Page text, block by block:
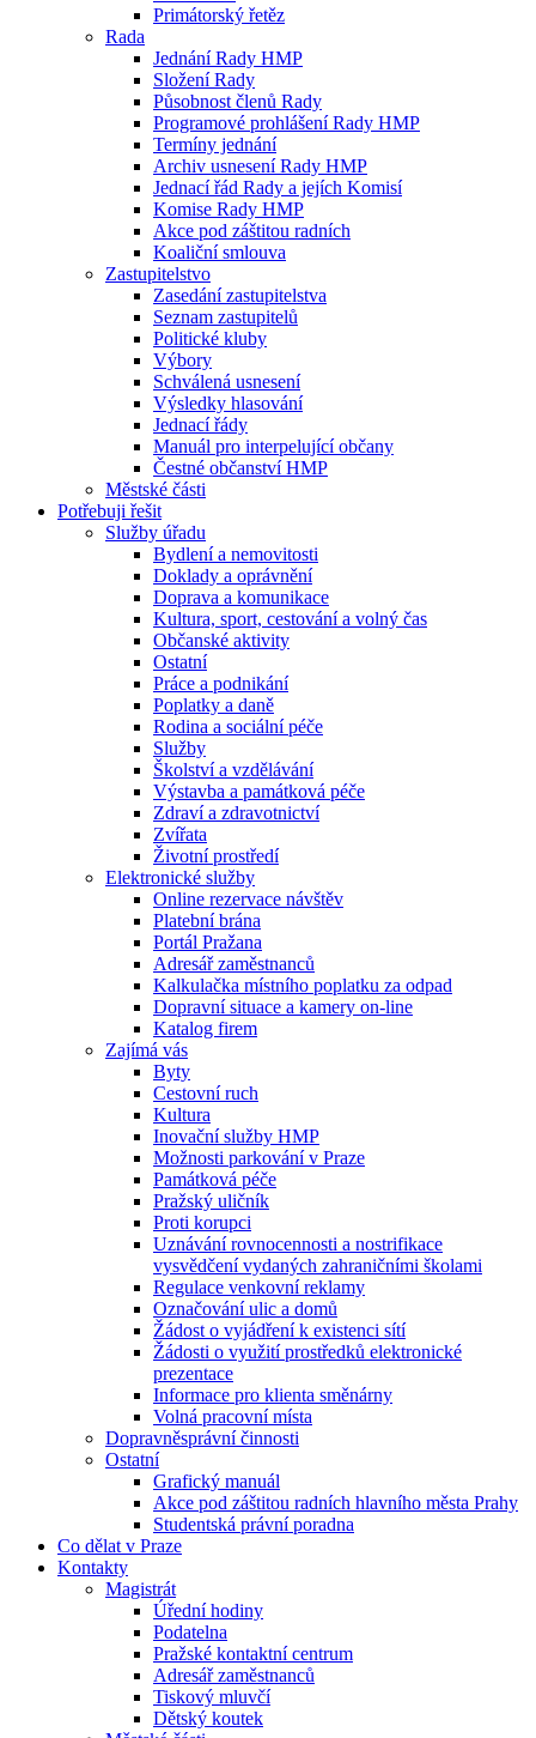
Primátorský řetěz
Rada
Jednání Rady HMP
Složení Rady
Působnost členů Rady
Programové prohlášení Rady HMP
Termíny jednání
Archiv usnesení Rady HMP
Jednací řád Rady a jejích Komisí
Komise Rady HMP
Akce pod záštitou radních
Koaliční smlouva
Zastupitelstvo
Zasedání zastupitelstva
Seznam zastupitelů
Politické kluby
Výbory
Schválená usnesení
Výsledky hlasování
Jednací řády
Manuál pro interpelující občany
Čestné občanství HMP
Městské části
Potřebuji řešit
Služby úřadu
Bydlení a nemovitosti
Doklady a oprávnění
Doprava a komunikace
Kultura, sport, cestování a volný čas
Občanské aktivity
Ostatní
Práce a podnikání
Poplatky a daně
Rodina a sociální péče
Služby
Školství a vzdělávání
Výstavba a památková péče
Zdraví a zdravotnictví
Zvířata
Životní prostředí
Elektronické služby
Online rezervace návštěv
Platební brána
Portál Pražana
Adresář zaměstnanců
Kalkulačka místního poplatku za odpad
Dopravní situace a kamery on-line
Katalog firem
Zajímá vás
Byty
Cestovní ruch
Kultura
Inovační služby HMP
Možnosti parkování v Praze
Památková péče
Pražský uličník
Proti korupci
Uznávání rovnocennosti a nostrifikace
vysvědčení vydaných zahraničními školami
Regulace venkovní reklamy
Označování ulic a domů
Žádost o vyjádření k existenci sítí
Žádosti o využití prostředků elektronické
prezentace
Informace pro klienta směnárny
Volná pracovní místa
Dopravněsprávní činnosti
Ostatní
Grafický manuál
Akce pod záštitou radních hlavního města Prahy
Studentská právní poradna
Co dělat v Praze
Kontakty
Magistrát
Úřední hodiny
Podatelna
Pražské kontaktní centrum
Adresář zaměstnanců
Tiskový mluvčí
Dětský koutek